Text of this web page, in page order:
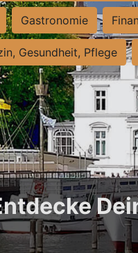
Gastronomie
Gesundheit, Pflege